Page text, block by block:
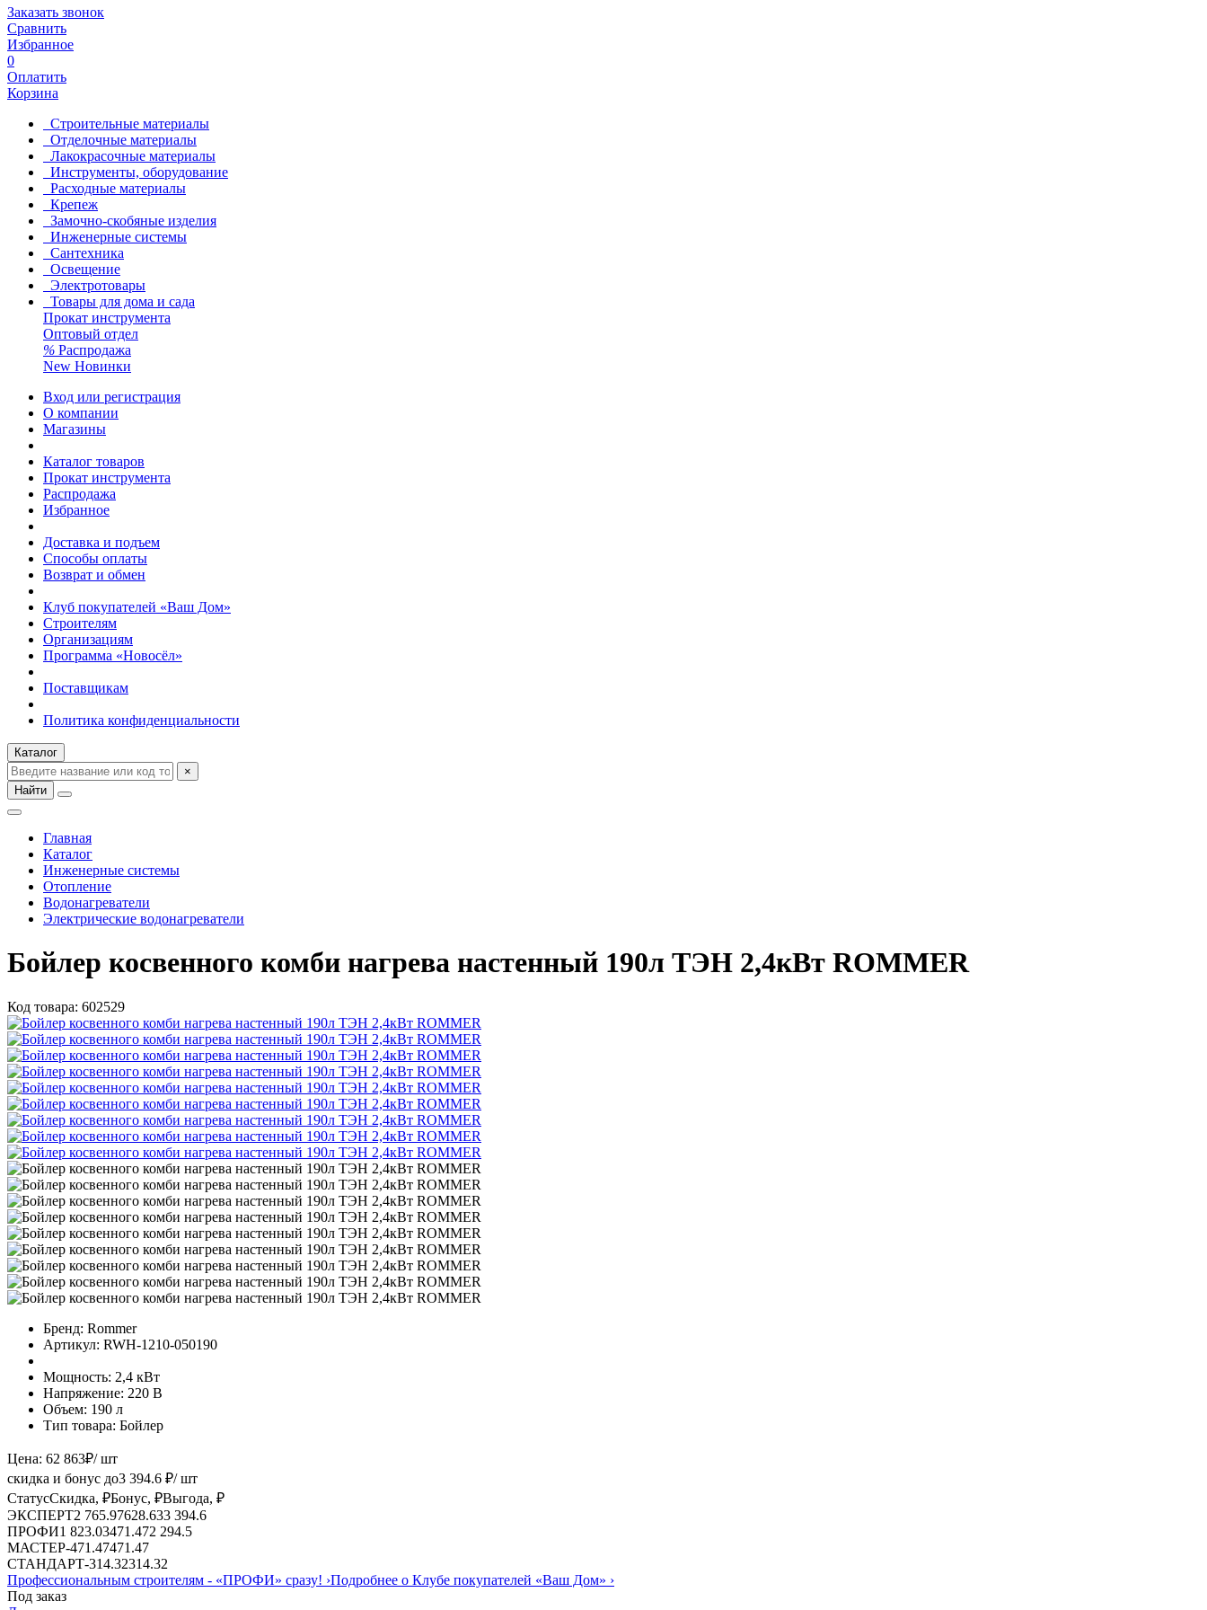
Заказать звонок
Сравнить
Избранное
0
Оплатить
Корзина
Строительные материалы
Отделочные материалы
Лакокрасочные материалы
Инструменты, оборудование
Расходные материалы
Крепеж
Замочно-скобяные изделия
Инженерные системы
Сантехника
Освещение
Электротовары
Товары для дома и сада
Прокат инструмента
Оптовый отдел
% Распродажа
New Новинки
Вход или регистрация
О компании
Магазины
Каталог товаров
Прокат инструмента
Распродажа
Избранное
Доставка и подъем
Способы оплаты
Возврат и обмен
Клуб покупателей «Ваш Дом»
Строителям
Организациям
Программа «Новосёл»
Поставщикам
Политика конфиденциальности
Каталог
×
Найти
Главная
Каталог
Инженерные системы
Отопление
Водонагреватели
Электрические водонагреватели
Бойлер косвенного комби нагрева настенный 190л ТЭН 2,4кВт ROMMER
Код товара: 602529
Бренд: Rommer
Артикул: RWH-1210-050190
Мощность: 2,4 кВт
Напряжение: 220 В
Объем: 190 л
Тип товара: Бойлер
Цена: 62 863₽/ шт
скидка и бонус до3 394.6 ₽/ шт
СтатусСкидка, ₽Бонус, ₽Выгода, ₽
ЭКСПЕРТ2 765.97628.633 394.6
ПРОФИ1 823.03471.472 294.5
МАСТЕР-471.47471.47
СТАНДАРТ-314.32314.32
Профессиональным строителям - «ПРОФИ» сразу! ›Подробнее о Клубе покупателей «Ваш Дом» ›
Под заказ